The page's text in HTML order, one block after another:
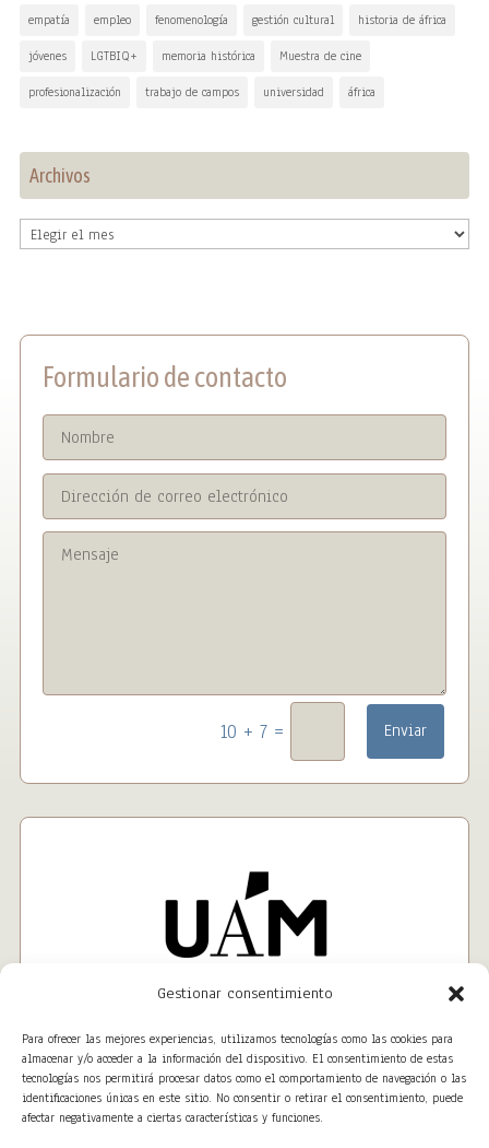
Gestionar consentimiento
Para ofrecer las mejores experiencias, utilizamos tecnologías como las cookies para
almacenar y/o acceder a la información del dispositivo. El consentimiento de estas
tecnologías nos permitirá procesar datos como el comportamiento de navegación o las
identificaciones únicas en este sitio. No consentir o retirar el consentimiento, puede
afectar negativamente a ciertas características y funciones.
empatía empleo fenomenología gestión cultural historia de áfrica
jóvenes LGTBIQ+ memoria histórica Muestra de cine
profesionalización trabajo de campos universidad áfrica
Archivos
Archivos
Formulario de contacto
10 + 7 = Enviar